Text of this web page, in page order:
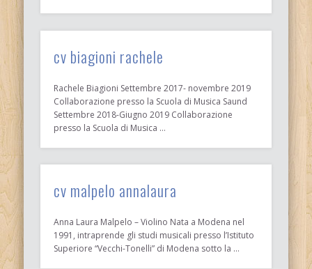
cv biagioni rachele
Rachele Biagioni Settembre 2017- novembre 2019
Collaborazione presso la Scuola di Musica Saund
Settembre 2018-Giugno 2019 Collaborazione
presso la Scuola di Musica …
cv malpelo annalaura
Anna Laura Malpelo – Violino Nata a Modena nel
1991, intraprende gli studi musicali presso l’Istituto
Superiore “Vecchi-Tonelli” di Modena sotto la …